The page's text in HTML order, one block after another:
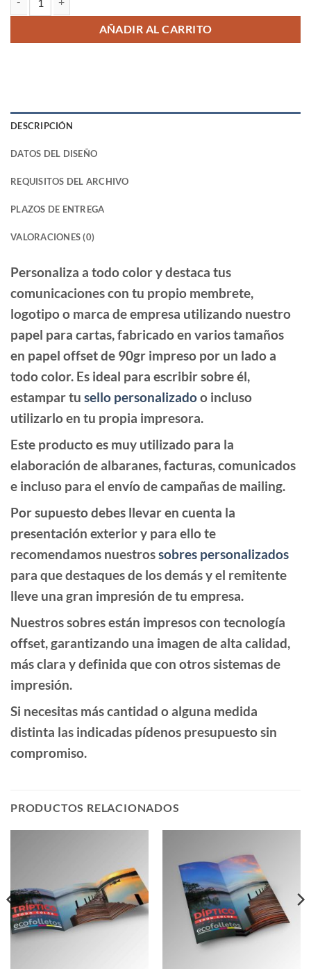
Papel para cartas cantidadAÑADIR AL CARRITO
DESCRIPCIÓN
DATOS DEL DISEÑO
REQUISITOS DEL ARCHIVO
PLAZOS DE ENTREGA
VALORACIONES (0)
Personaliza a todo color y destaca tus
comunicaciones con tu propio membrete,
logotipo o marca de empresa utilizando nuestro
papel para cartas, fabricado en varios tamaños
en papel offset de 90gr impreso por un lado a
todo color. Es ideal para escribir sobre él,
estampar tu sello personalizadoo incluso
utilizarlo en tu propia impresora.
Este producto es muy utilizado para la
elaboración de albaranes, facturas, comunicados
e incluso para el envío de campañas de mailing.
Por supuesto debes llevar en cuenta la
presentación exterior y para ello te
recomendamos nuestrossobres personalizados
para que destaques de los demás y el remitente
lleve una gran impresión de tu empresa.
Nuestros sobres están impresos con tecnología
offset, garantizando una imagen de alta calidad,
más clara y definida que con otros sistemas de
impresión.
Si necesitas más cantidad o alguna medida
distinta las indicadas pídenos presupuesto sin
compromiso.
PRODUCTOS RELACIONADOS